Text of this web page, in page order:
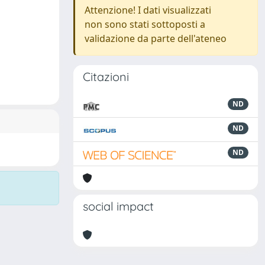
Attenzione! I dati visualizzati
non sono stati sottoposti a
validazione da parte dell'ateneo
Citazioni
ND
ND
ND
social impact